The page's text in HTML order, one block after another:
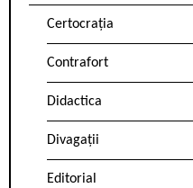
Certocrația
Contrafort
Didactica
Divagații
Editorial